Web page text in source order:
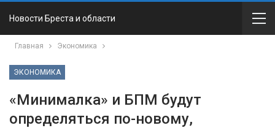
Новости Бреста и области
Главная Экономика
ЭКОНОМИКА
«Минималка» и БПМ будут
определяться по-новому,